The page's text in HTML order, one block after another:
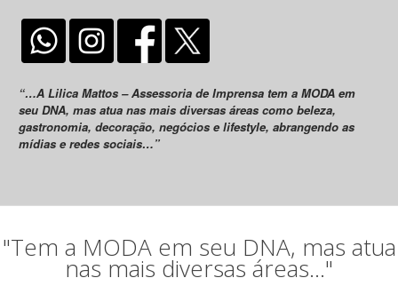
“…A Lilica Mattos – Assessoria de Imprensa tem a MODA em
seu DNA, mas atua nas mais diversas áreas como beleza,
gastronomia, decoração, negócios e lifestyle, abrangendo as
mídias e redes sociais…”
"Tem a MODA em seu DNA, mas atua
nas mais diversas áreas..."